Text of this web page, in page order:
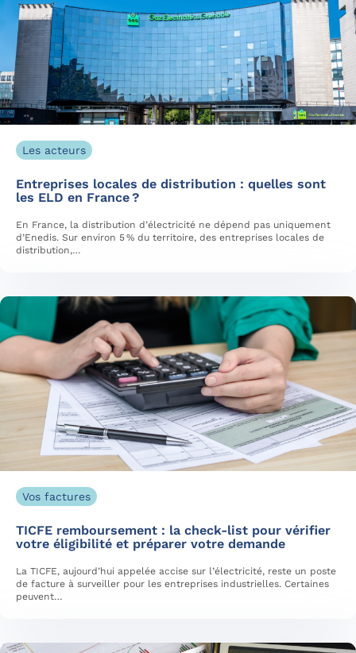
Les acteurs
Entreprises locales de distribution : quelles sont
les ELD en France ?
En France, la distribution d’électricité ne dépend pas uniquement
d’Enedis. Sur environ 5 % du territoire, des entreprises locales de
distribution,…
Vos factures
TICFE remboursement : la check-list pour vérifier
votre éligibilité et préparer votre demande
La TICFE, aujourd’hui appelée accise sur l’électricité, reste un poste
de facture à surveiller pour les entreprises industrielles. Certaines
peuvent…